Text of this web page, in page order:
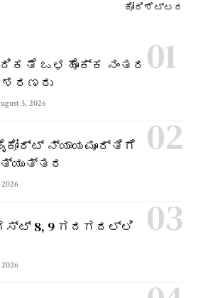
ಕೋರಿಶೆಟ್ಟರ
ಒಳಹೊಕ್ಕ ನಂತರ
3, 2026
ನ್ಯಾಯಮೂರ್ತಿಗೆ
8, 9 ಗದಗದಲ್ಲಿ